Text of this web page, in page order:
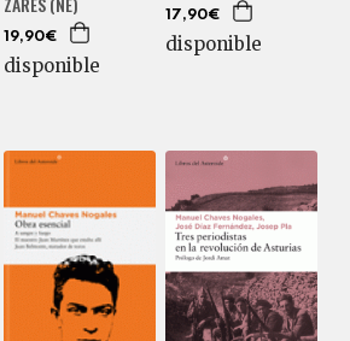
19,90€
disponible
17,90€
disponible